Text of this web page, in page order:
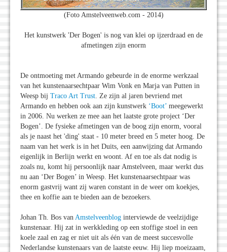
(Foto Amstelveenweb.com - 2014)
Het kunstwerk 'Der Bogen' is nog van klei op ijzerdraad en de
afmetingen zijn enorm
De ontmoeting met Armando gebeurde in de enorme werkzaal
van het kunstenaarsechtpaar Wim Vonk en Marja van Putten in
Weesp bij Traco Art Trust . Ze zijn al jaren bevriend met
Armando en hebben ook aan zijn kunstwerk ‘Boot’ meegewerkt
in 2006. Nu werken ze mee aan het laatste grote project ‘Der
Bogen’. De fysieke afmetingen van de boog zijn enorm, vooral
als je naast het 'ding' staat - 10 meter breed en 5 meter hoog. De
naam van het werk is in het Duits, een aanwijzing dat Armando
eigenlijk in Berlijn werkt en woont. Af en toe als dat nodig is
zoals nu, komt hij persoonlijk naar Amstelveen, maar werkt dus
nu aan ‘Der Bogen’ in Weesp. Het kunstenaarsechtpaar was
enorm gastvrij want zij waren constant in de weer om koekjes,
thee en koffie aan te bieden aan de bezoekers.
Johan Th. Bos van Amstelveenblog interviewde de veelzijdige
kunstenaar. Hij zat in werkkleding op een stoffige stoel in een
koele zaal en zag er niet uit als één van de meest succesvolle
Nederlandse kunstenaars van de laatste eeuw. Hij liep moeizaam,